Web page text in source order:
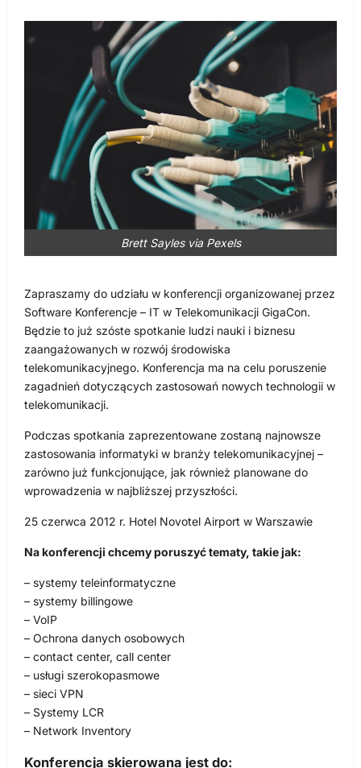
Brett Sayles via Pexels
Zapraszamy do udziału w konferencji organizowanej przez
Software Konferencje – IT w Telekomunikacji GigaCon.
Będzie to już szóste spotkanie ludzi nauki i biznesu
zaangażowanych w rozwój środowiska
telekomunikacyjnego. Konferencja ma na celu poruszenie
zagadnień dotyczących zastosowań nowych technologii w
telekomunikacji.
Podczas spotkania zaprezentowane zostaną najnowsze
zastosowania informatyki w branży telekomunikacyjnej –
zarówno już funkcjonujące, jak również planowane do
wprowadzenia w najbliższej przyszłości.
25 czerwca 2012 r. Hotel Novotel Airport w Warszawie
Na konferencji chcemy poruszyć tematy, takie jak:
– systemy teleinformatyczne
– systemy billingowe
– VoIP
– Ochrona danych osobowych
– contact center, call center
– usługi szerokopasmowe
– sieci VPN
– Systemy LCR
– Network Inventory
Konferencja skierowana jest do: